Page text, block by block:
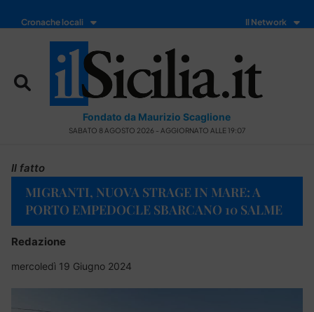
Cronache locali Il Network
Fondato da Maurizio Scaglione
SABATO 8 AGOSTO 2026 - AGGIORNATO ALLE 19:07
Il fatto
MIGRANTI, NUOVA STRAGE IN MARE: A
PORTO EMPEDOCLE SBARCANO 10 SALME
Redazione
mercoledì 19 Giugno 2024